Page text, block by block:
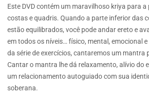
Este DVD contém um maravilhoso kriya para
costas e quadris. Quando a parte inferior das
estão equilibrados, você pode andar ereto e
em todos os níveis… físico, mental, emocional
da série de exercícios, cantaremos um mantra
Cantar o mantra lhe dá relaxamento, alívio do
um relacionamento autoguiado com sua
soberana.